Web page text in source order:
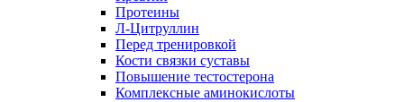
Протеины
Л-Цитруллин
Перед тренировкой
Кости связки суставы
Повышение тестостерона
Комплексные аминокислоты